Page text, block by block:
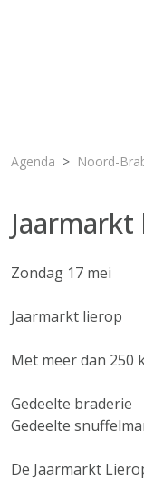
Agenda Noord-
Zondag 17 mei
Jaarmarkt lierop
Met meer dan 250
Gedeelte braderie
Gedeelte
De Jaarmarkt